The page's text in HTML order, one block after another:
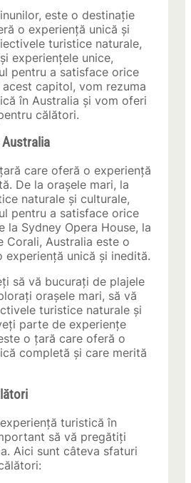
este o destinație
o experiență unică și
turistice naturale,
experiențele unice,
pentru a satisface orice
capitol, vom rezuma
în Australia și vom oferi
călători.
Australia
care oferă o experiență
De la orașele mari, la
naturale și culturale,
pentru a satisface orice
la Sydney Opera House, la
Corali, Australia este o
experiență unică și inedită.
să vă bucurați de plajele
orașele mari, să vă
turistice naturale și
parte de experiențe
o țară care oferă o
completă și care merită
turistică în
să vă pregătiți
Aici sunt câteva sfaturi